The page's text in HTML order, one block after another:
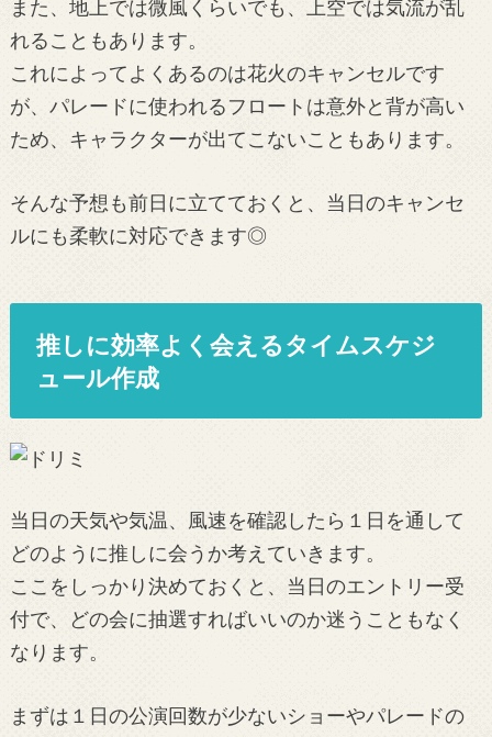
また、地上では微風くらいでも、上空では気流が乱
れることもあります。
これによってよくあるのは花火のキャンセルです
が、パレードに使われるフロートは意外と背が高い
ため、キャラクターが出てこないこともあります。
そんな予想も前日に立てておくと、当日のキャンセ
ルにも柔軟に対応できます◎
推しに効率よく会えるタイムスケジ
ュール作成
当日の天気や気温、風速を確認したら１日を通して
どのように推しに会うか考えていきます。
ここをしっかり決めておくと、当日のエントリー受
付で、どの会に抽選すればいいのか迷うこともなく
なります。
まずは１日の公演回数が少ないショーやパレードの